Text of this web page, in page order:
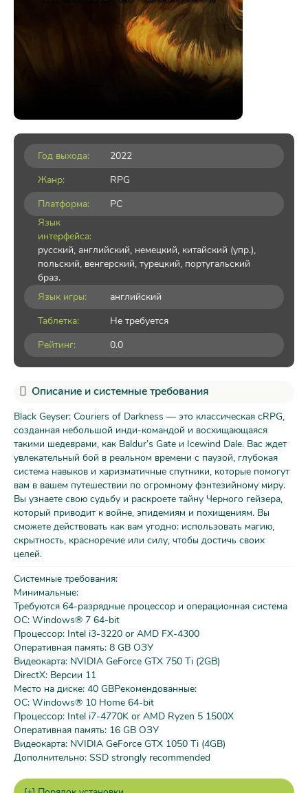
Год выхода:
2022
Жанр:
RPG
Платформа:
PC
Язык
интерфейса:
русский, английский, немецкий, китайский (упр.),
польский, венгерский, турецкий, португальский
браз.
Язык игры:
английский
Таблетка:
Не требуется
Рейтинг:
0.0
Описание и системные требования
Black Geyser: Couriers of Darkness — это классическая cRPG,
созданная небольшой инди-командой и восхищающаяся
такими шедеврами, как Baldur’s Gate и Icewind Dale. Вас ждет
увлекательный бой в реальном времени с паузой, глубокая
система навыков и харизматичные спутники, которые помогут
вам в вашем путешествии по огромному фэнтезийному миру.
Вы узнаете свою судьбу и раскроете тайну Черного гейзера,
который приводит к войне, эпидемиям и похищениям. Вы
сможете действовать как вам угодно: использовать магию,
скрытность, красноречие или силу, чтобы достичь своих
целей.
Системные требования:
Минимальные:
Требуются 64-разрядные процессор и операционная система
ОС: Windows® 7 64-bit
Процессор: Intel i3-3220 or AMD FX-4300
Оперативная память: 8 GB ОЗУ
Видеокарта: NVIDIA GeForce GTX 750 Ti (2GB)
DirectX: Версии 11
Место на диске: 40 GBРекомендованные:
ОС: Windows® 10 Home 64-bit
Процессор: Intel i7-4770K or AMD Ryzen 5 1500X
Оперативная память: 16 GB ОЗУ
Видеокарта: NVIDIA GeForce GTX 1050 Ti (4GB)
Дополнительно: SSD strongly recommended